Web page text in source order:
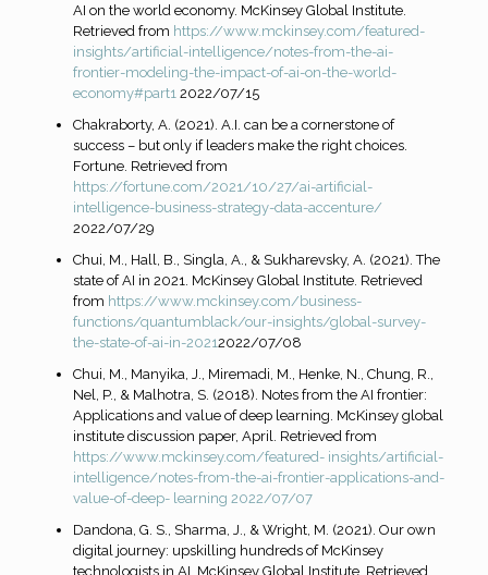
AI on the world economy. McKinsey Global Institute.
Retrieved from https://www.mckinsey.com/featured-
insights/artificial-intelligence/notes-from-the-ai-
frontier-modeling-the-impact-of-ai-on-the-world-
economy#part1 2022/07/15
Chakraborty, A. (2021). A.I. can be a cornerstone of
success – but only if leaders make the right choices.
Fortune. Retrieved from
https://fortune.com/2021/10/27/ai-artificial-
intelligence-business-strategy-data-accenture/
2022/07/29
Chui, M., Hall, B., Singla, A., & Sukharevsky, A. (2021). The
state of AI in 2021. McKinsey Global Institute. Retrieved
from https://www.mckinsey.com/business-
functions/quantumblack/our-insights/global-survey-
the-state-of-ai-in-20212022/07/08
Chui, M., Manyika, J., Miremadi, M., Henke, N., Chung, R.,
Nel, P., & Malhotra, S. (2018). Notes from the AI frontier:
Applications and value of deep learning. McKinsey global
institute discussion paper, April. Retrieved from
https://www.mckinsey.com/featured- insights/artificial-
intelligence/notes-from-the-ai-frontier-applications-and-
value-of-deep- learning 2022/07/07
Dandona, G. S., Sharma, J., & Wright, M. (2021). Our own
digital journey: upskilling hundreds of McKinsey
technologists in AI. McKinsey Global Institute. Retrieved